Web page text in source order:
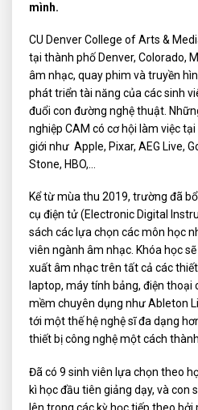
mình.
CU Denver College of Arts &
tại thành phố Denver, Colorado,
âm nhạc, quay phim và truyền
phát triển tài năng của các sinh
đuổi con đường nghệ thuật.
nghiệp CAM có cơ hội làm việc
giới như Apple, Pixar, AEG Live,
Stone, HBO,…
Kể từ mùa thu 2019, trường đã
cụ điện tử (Electronic Digital
sách các lựa chọn các môn học
viên ngành âm nhạc. Khóa học
xuất âm nhạc trên tất cả các
laptop, máy tính bảng, điện thoại
mềm chuyên dụng như Ableton
tới một thế hệ nghệ sĩ đa dạng
thiết bị công nghệ một cách
Đã có 9 sinh viên lựa chọn theo
kì học đầu tiên giảng dạy, và con
lên trong các kỳ học tiếp theo